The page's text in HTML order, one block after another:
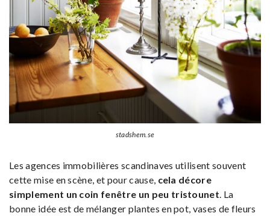
stadshem.se
Les agences immobilières scandinaves utilisent souvent
cette mise en scène, et pour cause, cela décore
simplement un coin fenêtre un peu tristounet. La
bonne idée est de mélanger plantes en pot, vases de fleurs